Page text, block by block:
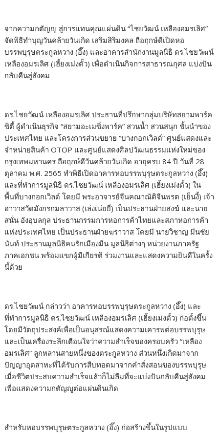
จากความกตัญญู สู่การแทนคุณแผ่นดิน “ไชยวัฒน์ เหลืองอมรเลิศ”
จัดพิธีทำบุญวันคล้ายวันเกิด เสริมสิริมงคล ถือฤกษ์ดีเปิดหอ
บรรพบุรุษตระกูลหวาง (อึ๊ง) และอาคารสำนักงานมูลนิธิ ดร.ไชยวัฒน์
เหลืองอมรเลิศ (เฮี้ยงเม่งตั้ว) เพื่อดำเนินกิจการสาธารณกุศล แบ่งปัน
กลับคืนสู่สังคม
ดร.ไชยวัฒน์ เหลืองอมรเลิศ ประธานที่ปรึกษากลุ่มบริษัทสยามพาร์ค
ซิตี้ ผู้ดำเนินธุรกิจ “สยามอะเมซิ่งพาร์ค” สวนน้ำ สวนสนุก ชั้นนำของ
ประเทศไทย และโครงการส่วนขยาย “บางกอกเวิลด์” ศูนย์แสดงและ
จำหน่ายสินค้า OTOP และศูนย์แสดงศิลปวัฒนธรรมแห่งใหม่ของ
กรุงเทพมหานคร ถือฤกษ์ดีวันคล้ายวันเกิด อายุครบ 84 ปี วันที่ 28
ตุลาคม พ.ศ. 2565 ทำพิธีเปิดอาคารหอบรรพบุรุษตระกูลหวาง (อึ๊ง)
และที่ทำการมูลนิธิ ดร.ไชยวัฒน์ เหลืองอมรเลิศ (เฮี้ยงเม่งตั้ว) ใน
พื้นที่บางกอกเวิลด์ โดยมี พระอาจารย์จีนคณาณัติจีนพรต (เย็นงี้) เจ้า
อาวาสวัดมังกรกมลาวาส (เล่งเน่ยยี่) เป็นประธานฝ่ายสงฆ์ และนาย
สนั่น อังอุบลกุล ประธานกรรมการหอการค้าไทยและสภาหอการค้า
แห่งประเทศไทย เป็นประธานฝ่ายฆราวาส โดยมี นายวิชาญ มีนชัย
นันท์ ประธานมูลนิธิคนรักเมืองมีน มูลนิธิต่างๆ หน่วยงานภาครัฐ
ภาคเอกชน พร้อมแขกผู้มีเกียรติ ร่วมงานและแสดงความยินดีในครั้ง
นี้ด้วย
ดร.ไชยวัฒน์ กล่าวว่า อาคารหอบรรพบุรุษตระกูลหวาง (อึ๊ง) และ
ที่ทำการมูลนิธิ ดร.ไชยวัฒน์ เหลืองอมรเลิศ (เฮี้ยงเม่งตั้ว) ก่อตั้งขึ้น
โดยมีวัตถุประสงค์เพื่อเป็นอนุสรณ์แสดงความเคารพต่อบรรพบุรุษ
และเป็นเครื่องระลึกเตือนใจว่าความสำเร็จของครอบครัว “เหลือง
อมรเลิศ” ลูกหลานสายหนึ่งของตระกูลหวาง ส่วนหนึ่งเกิดมาจาก
ปัญญาอุตสาหะที่ได้รับการสืบทอดมาจากคำสั่งสอนของบรรพบุรุษ
เมื่อชีวิตประสบความสำเร็จแล้วก็ไม่ลืมที่จะแบ่งปันกลับคืนสู่สังคม
เพื่อแสดงความกตัญญูต่อแผ่นดินเกิด
สำหรับหอบรรพบุรุษตระกูลหวาง (อึ๊ง) ก่อสร้างขึ้นในรูปแบบ